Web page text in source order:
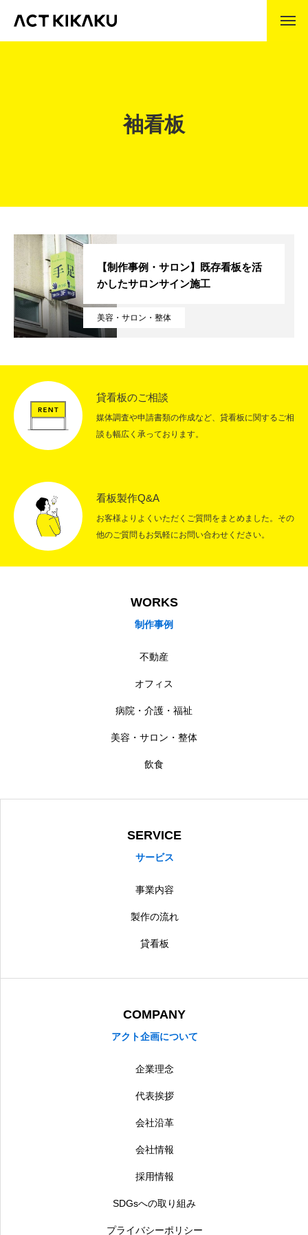
WORKS 制作事例
COMPANY
RECRUIT
CONTACT お問い合わせ
袖看板
美容・サロン・整体
【制作事例・サロン】既存看板を活
かしたサロンサイン施工
貸看板のご相談
媒体調査や申請書類の作成など、貸看板に関するご相
談も幅広く承っております。
看板製作Q&A
お客様よりよくいただくご質問をまとめました。その
他のご質問もお気軽にお問い合わせください。
WORKS
制作事例
不動産
オフィス
病院・介護・福祉
美容・サロン・整体
飲食
SERVICE
サービス
事業内容
製作の流れ
貸看板
COMPANY
アクト企画について
企業理念
代表挨拶
会社沿革
会社情報
採用情報
SDGsへの取り組み
プライバシーポリシー